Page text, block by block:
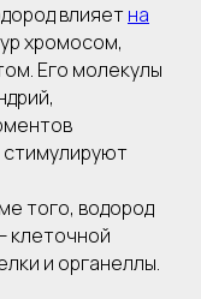
влияетна
хромосом,
Его молекулы
того, водород
клеточной
и органеллы.